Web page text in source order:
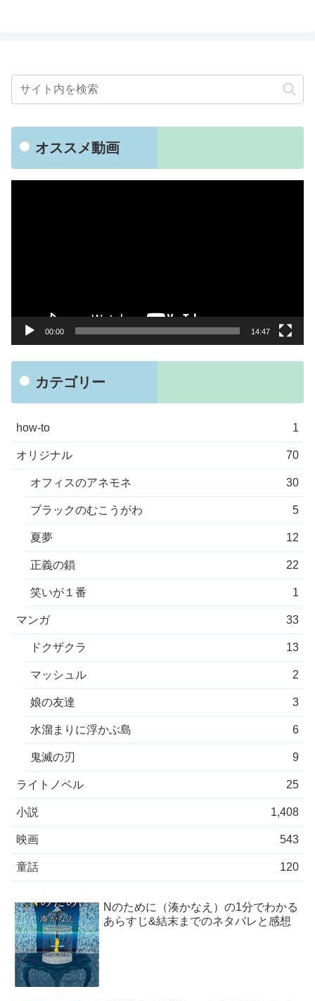
オススメ動画
00:00 14:47
カテゴリー
how-to 1
オリジナル 70
オフィスのアネモネ 30
ブラックのむこうがわ 5
夏夢 12
正義の鎖 22
笑いが１番 1
マンガ 33
ドクザクラ 13
マッシュル 2
娘の友達 3
水溜まりに浮かぶ島 6
鬼滅の刃 9
ライトノベル 25
小説 1,408
映画 543
童話 120
Nのために（湊かなえ）の1分でわかる
あらすじ&結末までのネタバレと感想